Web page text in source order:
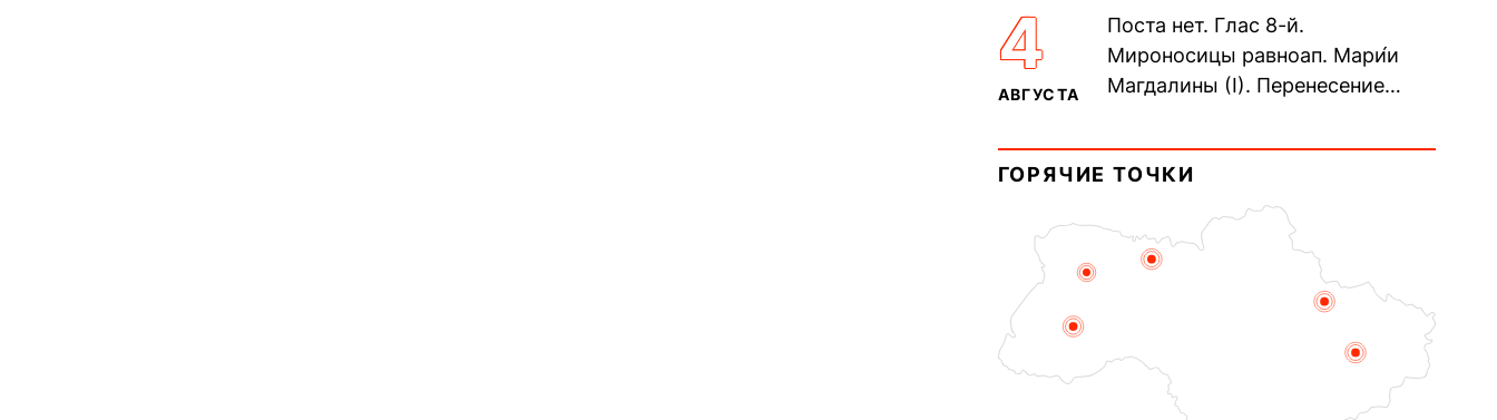
мучеников (284–305). прав.
воина Фео́дора...
4
АВГУСТА
Поста нет. Глас 8-й.
Мироносицы равноап. Мари́и
Магдалины (I). Перенесение
Синопского (403–404). Прп.
Корни́лия...
ГОРЯЧИЕ ТОЧКИ